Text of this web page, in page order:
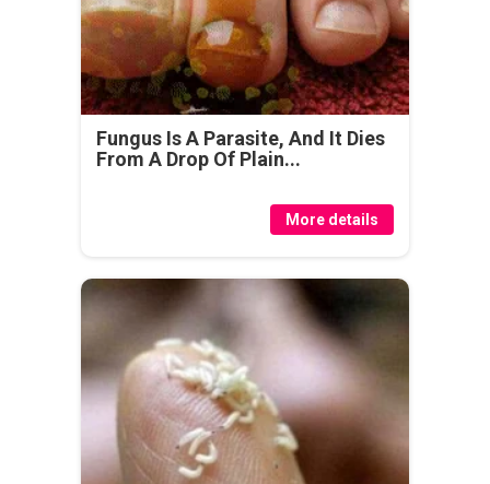
Fungus Is A Parasite, And It Dies
From A Drop Of Plain...
More details